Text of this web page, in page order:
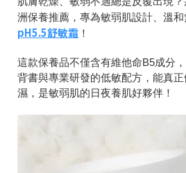
洲保養推薦，專為敏弱肌設計、溫和
pH5.5舒敏霜 ！
這款保養品不僅含有維他命B5成分
背書與專業研發的低敏配方，能真
濕，是敏弱肌的日夜養肌好夥伴！